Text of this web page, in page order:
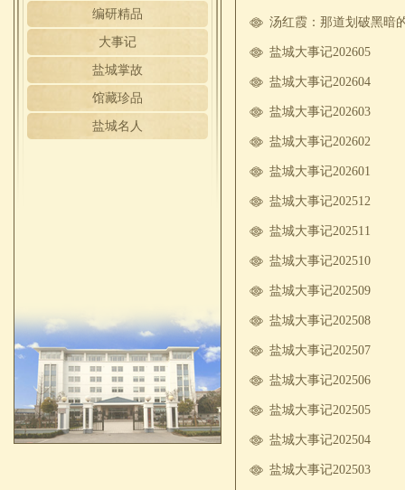
编研精品
大事记
盐城掌故
馆藏珍品
盐城名人
汤红霞：那道划破黑暗
盐城大事记202605
盐城大事记202604
盐城大事记202603
盐城大事记202602
盐城大事记202601
盐城大事记202512
盐城大事记202511
盐城大事记202510
盐城大事记202509
盐城大事记202508
盐城大事记202507
盐城大事记202506
盐城大事记202505
盐城大事记202504
盐城大事记202503